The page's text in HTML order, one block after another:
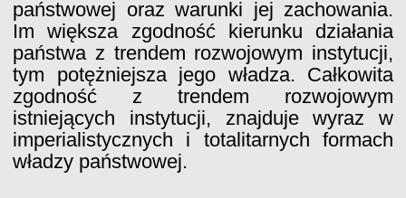
państwowej oraz warunki jej zachowania.
Im większa zgodność kierunku działania
państwa z trendem rozwojowym instytucji,
tym potężniejsza jego władza. Całkowita
zgodność z trendem rozwojowym
istniejących instytucji, znajduje wyraz w
imperialistycznych i totalitarnych formach
władzy państwowej.